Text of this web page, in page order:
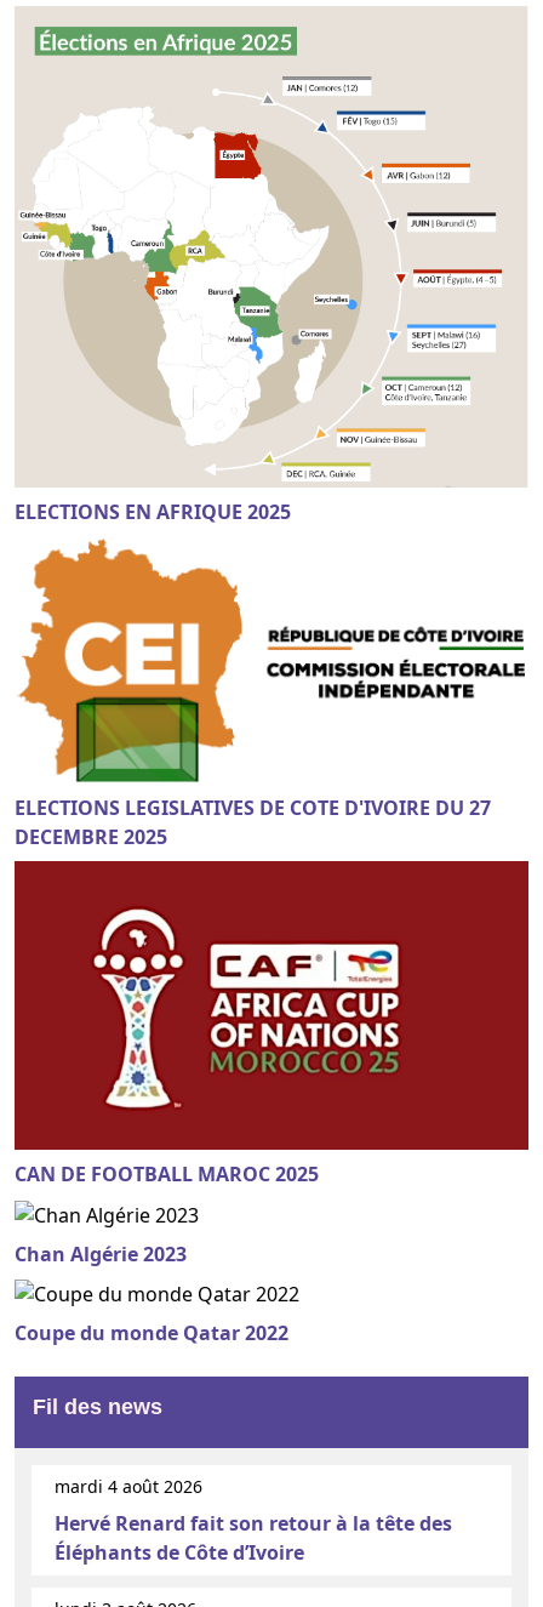
ELECTIONS EN AFRIQUE 2025
ELECTIONS LEGISLATIVES DE COTE D'IVOIRE DU 27
DECEMBRE 2025
CAN DE FOOTBALL MAROC 2025
Chan Algérie 2023
Coupe du monde Qatar 2022
Fil des news
mardi 4 août 2026
Hervé Renard fait son retour à la tête des
Éléphants de Côte d’Ivoire